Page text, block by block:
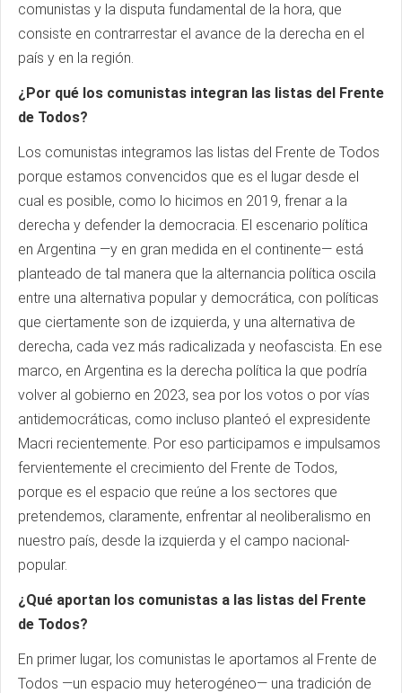
comunistas y la disputa fundamental de la hora, que
consiste en contrarrestar el avance de la derecha en el
país y en la región.
¿Por qué los comunistas integran las listas del Frente
de Todos?
Los comunistas integramos las listas del Frente de Todos
porque estamos convencidos que es el lugar desde el
cual es posible, como lo hicimos en 2019, frenar a la
derecha y defender la democracia. El escenario política
en Argentina —y en gran medida en el continente— está
planteado de tal manera que la alternancia política oscila
entre una alternativa popular y democrática, con políticas
que ciertamente son de izquierda, y una alternativa de
derecha, cada vez más radicalizada y neofascista. En ese
marco, en Argentina es la derecha política la que podría
volver al gobierno en 2023, sea por los votos o por vías
antidemocráticas, como incluso planteó el expresidente
Macri recientemente. Por eso participamos e impulsamos
fervientemente el crecimiento del Frente de Todos,
porque es el espacio que reúne a los sectores que
pretendemos, claramente, enfrentar al neoliberalismo en
nuestro país, desde la izquierda y el campo nacional-
popular.
¿Qué aportan los comunistas a las listas del Frente
de Todos?
En primer lugar, los comunistas le aportamos al Frente de
Todos —un espacio muy heterogéneo— una tradición de